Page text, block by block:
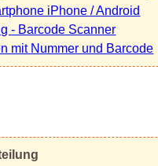
iPhone / Android
- Barcode Scanner
mit Nummer und Barcode